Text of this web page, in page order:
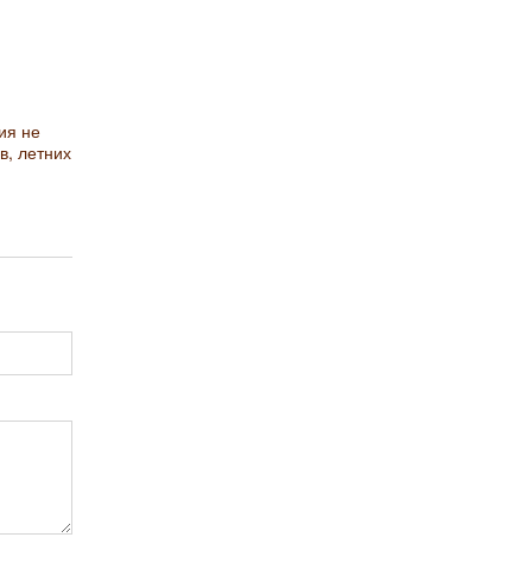
не
летних